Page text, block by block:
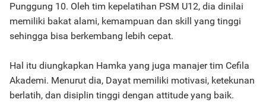
Punggung 10. Oleh tim kepelatihan PSM U12, dia dinilai
memiliki bakat alami, kemampuan dan skill yang tinggi
sehingga bisa berkembang lebih cepat.
Hal itu diungkapkan Hamka yang juga manajer tim Cefila
Akademi. Menurut dia, Dayat memiliki motivasi, ketekunan
berlatih, dan disiplin tinggi dengan attitude yang baik.